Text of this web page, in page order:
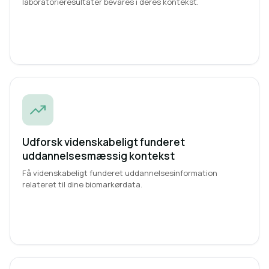
Udforsk videnskabeligt funderet
uddannelsesmæssig kontekst
Få videnskabeligt funderet uddannelsesinformation
relateret til dine biomarkørdata.
Få videnskabeligt funderet uddannelsesinformation